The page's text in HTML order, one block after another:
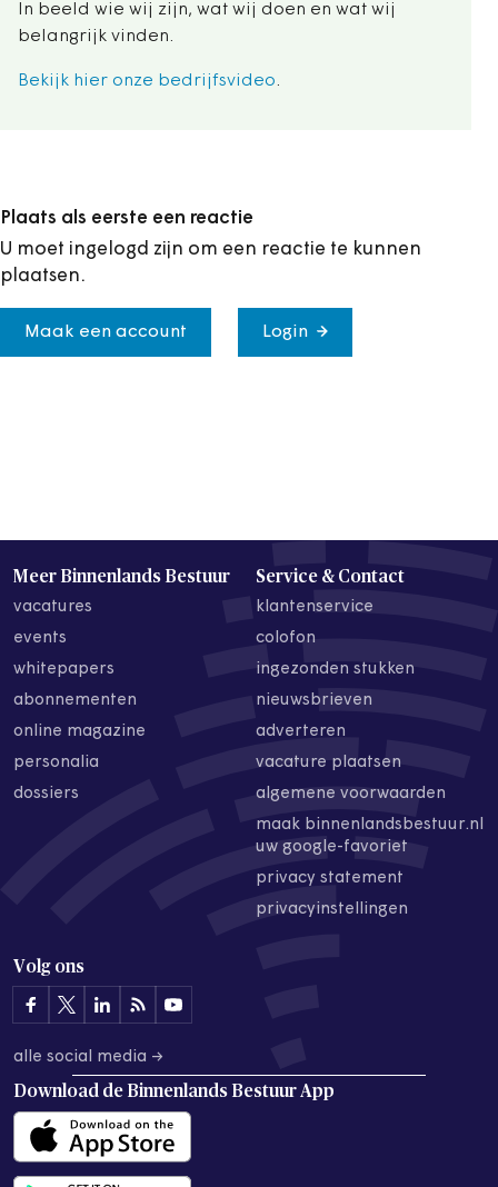
In beeld wie wij zijn, wat wij doen en wat wij
belangrijk vinden.
Bekijk hier onze bedrijfsvideo.
Plaats als eerste een reactie
U moet ingelogd zijn om een reactie te kunnen
plaatsen.
Maak een account Login
Meer Binnenlands Bestuur
vacatures
events
whitepapers
abonnementen
online magazine
personalia
dossiers
Service & Contact
klantenservice
colofon
ingezonden stukken
nieuwsbrieven
adverteren
vacature plaatsen
algemene voorwaarden
maak binnenlandsbestuur.nl
uw google-favoriet
privacy statement
privacyinstellingen
Volg ons
alle social media →
Download de Binnenlands Bestuur App